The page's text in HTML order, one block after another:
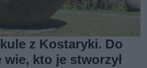
z Kostaryki. Do
kto je stworzył